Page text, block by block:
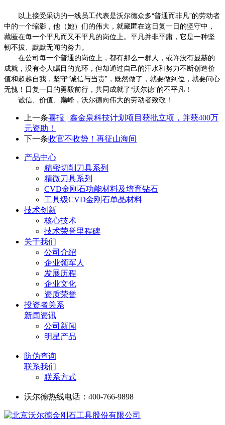
以上接受采访的一线员工代表是沃尔德众多“普通而非凡”的劳动者
中的一个缩影，他（她）们的伟大，就藏匿在这日复一日的坚守中，
藏匿在每一个平凡而又不平凡的岗位上。平凡并非平庸，它是一种坚
韧不拔、默默无闻的努力。
在公司每一个普通的岗位上，都有那么一群人，或许没有显赫的
成就，没有令人瞩目的光环，但却通过自己的汗水和努力不断创造价
值和超越自我，坚守“诚信与当责”，既然做了，就要做到位，就要问心
无愧！日复一日的勇毅前行，共同成就了“沃尔德”的不平凡！
诚信、价值、巅峰，沃尔德向伟大的劳动者致敬！
上一条喜报 | 鑫金泉科技计划项目获批立项，并获400万
元资助！
下一条收官不收势！再征山海间
产品中心
精密切削刀具系列
精微刀具系列
CVD金刚石功能材料及培育钻石
工具级CVD金刚石单晶材料
技术创新
核心技术
技术荣誉里程碑
关于我们
公司介绍
企业领军人
发展历程
企业文化
资质荣誉
投资者关系
新闻资讯
公司新闻
明星产品
防伪查询
联系我们
联系方式
沃尔德热线电话：400-766-9898